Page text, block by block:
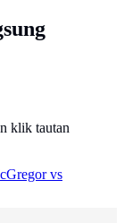
klik tautan
vs